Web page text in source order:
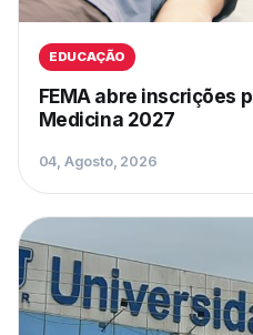
EDUCAÇÃO
FEMA abre inscrições
Medicina 2027
04, Agosto, 2026